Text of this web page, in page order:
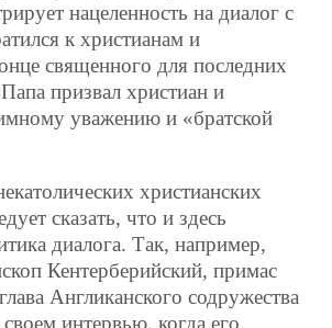
нацеленность на диалог с
к христианам и
священного для последних
призвал христиан и
уважению и «братской
христианских
сказать, что и здесь
диалога. Так, например,
Кентерберийский, примас
Англиканского содружества
интервью, когда его